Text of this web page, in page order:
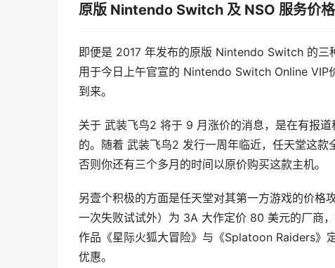
原版 Nintendo Switch 及 NSO 服务价
即便是 2017 年发布的原版 Nintendo Switch 的三
用于今日上午官宣的 Nintendo Switch Online VIP
到来。
关于 武装飞鸟2 将于 9 月涨价的消息，是在有报
的。随着 武装飞鸟2 发行一周年临近，任天堂这款
否则你还有三个多月的时间以原价购买这款主机。
另壹个积极的方面是任天堂对其第一方游戏的价
一次失败试试外）为 3A 大作定价 80 美元的厂商
作品《星际火狐大冒险》与《Splatoon Raiders》
优惠。